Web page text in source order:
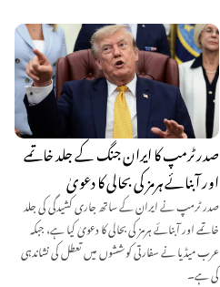
صدر ٹرمپ کا ایران جنگ کے جلد خاتمے
اور آبنائے ہرمز کی بحالی کا دعویٰ
صدر ٹرمپ نے ایران کے ساتھ جاری کشیدگی کی جلد
خاتمے اور آبنائے ہرمز کی بحالی کا دعویٰ کیا ہے، جبکہ
عرب میڈیا نے سفارتی کوششوں میں تعطل کی نشاندہی
کی ہے۔